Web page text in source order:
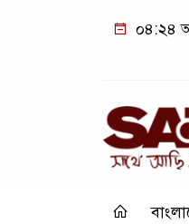
০৪:২৪